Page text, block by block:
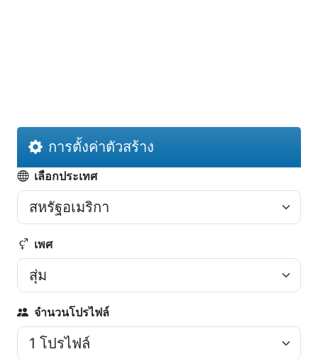
การตั้งค่าตัวสร้าง
เลือกประเทศ
เพศ
จำนวนโปรไฟล์